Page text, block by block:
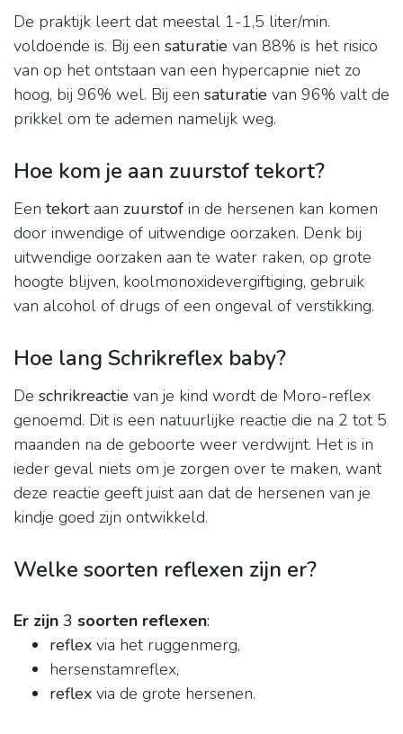
De praktijk leert dat meestal 1-1,5 liter/min.
voldoende is. Bij een saturatie van 88% is het risico
van op het ontstaan van een hypercapnie niet zo
hoog, bij 96% wel. Bij een saturatie van 96% valt de
prikkel om te ademen namelijk weg.
Hoe kom je aan zuurstof tekort?
Een tekortaan zuurstof in de hersenen kan komen
door inwendige of uitwendige oorzaken. Denk bij
uitwendige oorzaken aan te water raken, op grote
hoogte blijven, koolmonoxidevergiftiging, gebruik
van alcohol of drugs of een ongeval of verstikking.
Hoe lang Schrikreflex baby?
De schrikreactie van je kind wordt de Moro-reflex
genoemd. Dit is een natuurlijke reactie die na 2 tot 5
maanden na de geboorte weer verdwijnt. Het is in
ieder geval niets om je zorgen over te maken, want
deze reactie geeft juist aan dat de hersenen van je
kindje goed zijn ontwikkeld.
Welke soorten reflexen zijn er?
Er zijn 3 soorten reflexen:
reflex via het ruggenmerg,
hersenstamreflex,
reflex via de grote hersenen.